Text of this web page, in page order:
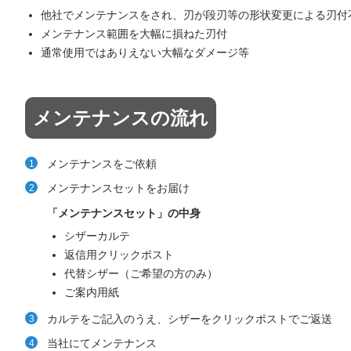
他社でメンテナンスをされ、刃が段刃等の形状変更による刃付
メンテナンス範囲を大幅に損ねた刃付
通常使用ではありえない大幅なダメージ等
メンテナンスの流れ
メンテナンスをご依頼
メンテナンスセットをお届け
「メンテナンスセット」の中身
シザーカルテ
返信用クリックポスト
代替シザー（ご希望の方のみ）
ご案内用紙
カルテをご記入のうえ、シザーをクリックポストでご返送
当社にてメンテナンス